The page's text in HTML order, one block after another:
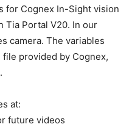
for Cognex In-Sight vision
Tia Portal V20. In our
camera. The variables
provided by Cognex,
.
at:
future videos